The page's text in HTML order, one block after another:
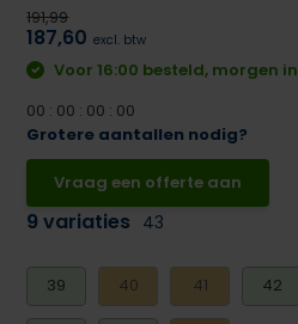
191,99
187,60 excl. btw
Voor 16:00 besteld, morgen
00 : 00 : 00 : 00
Grotere aantallen nodig?
Vraag een offerte aan
9 variaties 43
39 40 41 42